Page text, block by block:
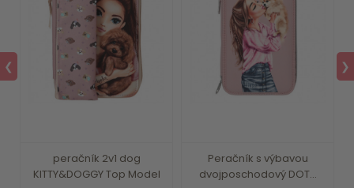
❮
peračník 2v1 dog
KITTY&DOGGY Top Model
Peračník s výbavou
dvojposchodový DOT...
❯